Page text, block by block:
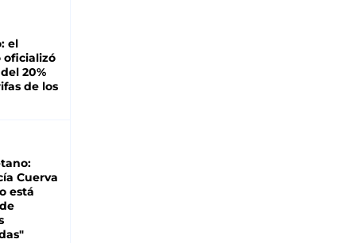
el
oficializó
20%
de los
Cuerva
está